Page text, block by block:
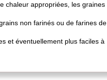
chaleur appropriées, les graines
non farinés ou de farines de
et éventuellement plus faciles à